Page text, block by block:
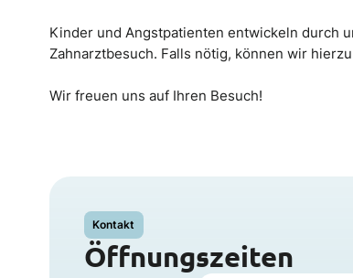
Kinder und Angstpatienten entwickeln durch
Zahnarztbesuch. Falls nötig, können wir
Wir freuen uns auf Ihren Besuch!
Kontakt
Öffnungszeiten